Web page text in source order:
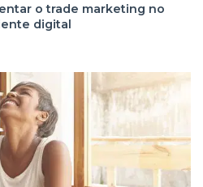
o trade marketing no
digital